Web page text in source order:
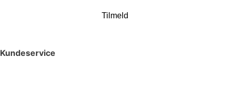
Tilmeld
Kundeservice